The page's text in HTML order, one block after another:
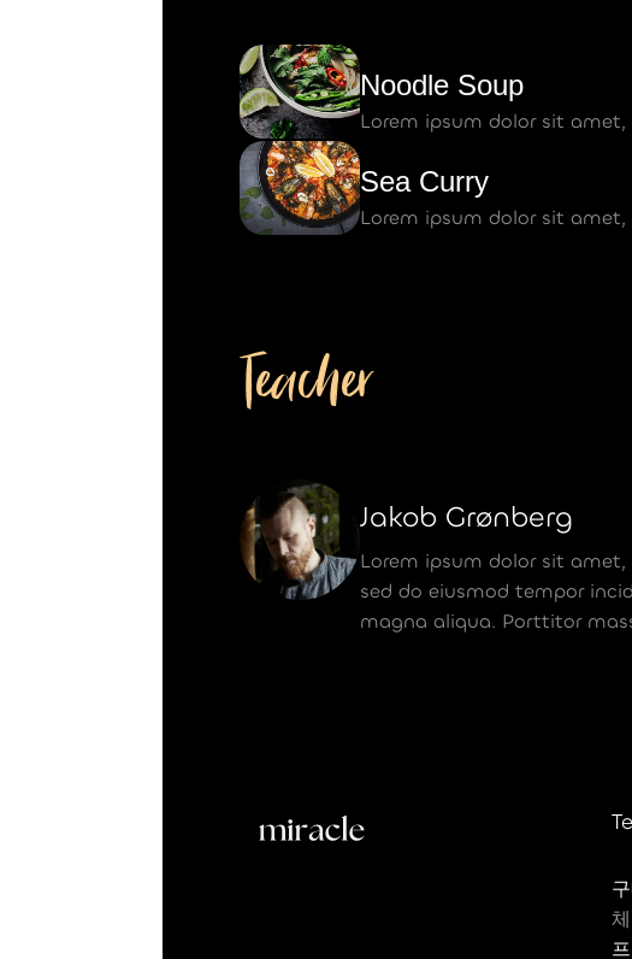
Noodle Soup
Lorem ipsum dolor sit
Sea Curry
Lorem ipsum dolor sit
Teacher
Jakob Grønberg
Lorem ipsum dolor sit
sed do eiusmod tempor
magna aliqua. Porttitor